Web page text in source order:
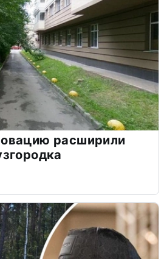
расширили